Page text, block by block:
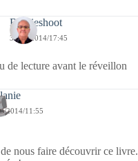
Bernieshoot
31/12/2014/17:45
de lecture avant le réveillon
2014/11:55
nous faire découvrir ce livre.